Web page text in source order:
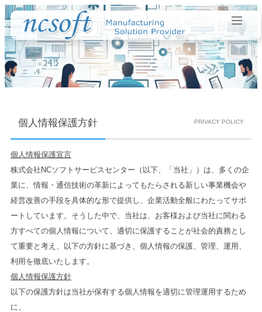
個人情報保護方針 PRIVACY POLICY
個人情報保護宣言
株式会社NCソフトサービスセンター（以下、「当社」）は、多くの企
業に、情報・通信技術の革新によってもたらされる新しい事業機会や
経営改善の手段を具体的な形で提供し、企業活動全般にわたってサポ
ートしています。そうした中で、当社は、お客様および当社に関わる
方すべての個人情報について、適切に保護することが社会的責務とし
て重要と考え、以下の方針に基づき、個人情報の保護、管理、運用、
利用を徹底いたします。
個人情報保護方針
以下の保護方針は当社が保有する個人情報を適切に管理運用するため
に、